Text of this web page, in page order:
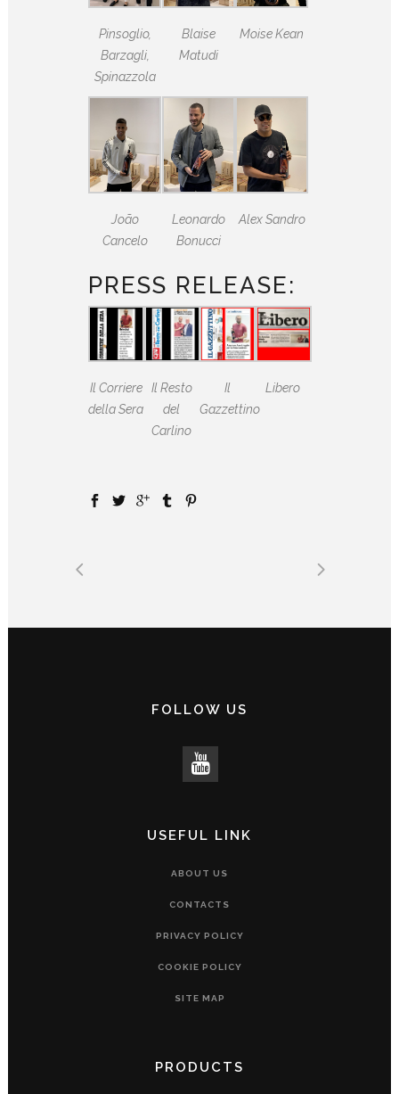
Pinsoglio,
Barzagli,
Spinazzola
Blaise
Matudi
Moise Kean
João
Cancelo
Leonardo
Bonucci
Alex Sandro
PRESS RELEASE:
Il Corriere
della Sera
Il Resto
del
Carlino
Il
Gazzettino
Libero
FOLLOW US
USEFUL LINK
ABOUT US
CONTACTS
PRIVACY POLICY
COOKIE POLICY
SITE MAP
PRODUCTS